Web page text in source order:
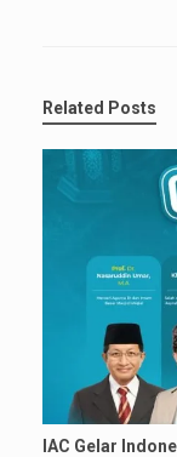
Related Posts
IAC Gelar